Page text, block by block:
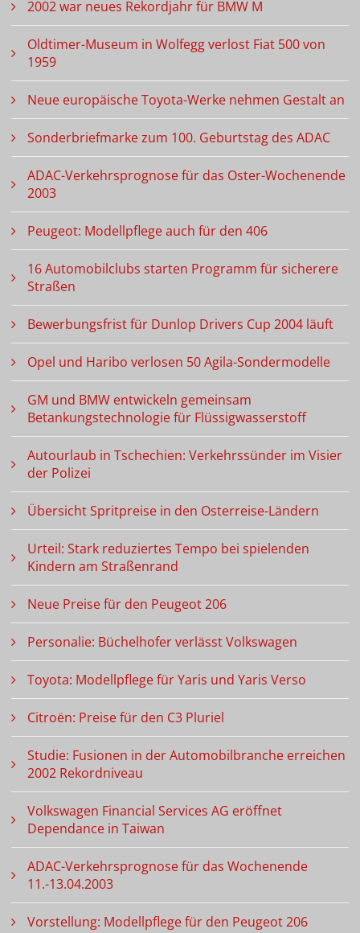
2002 war neues Rekordjahr für BMW M
Oldtimer-Museum in Wolfegg verlost Fiat 500 von
1959
Neue europäische Toyota-Werke nehmen Gestalt an
Sonderbriefmarke zum 100. Geburtstag des ADAC
ADAC-Verkehrsprognose für das Oster-Wochenende
2003
Peugeot: Modellpflege auch für den 406
16 Automobilclubs starten Programm für sicherere
Straßen
Bewerbungsfrist für Dunlop Drivers Cup 2004 läuft
Opel und Haribo verlosen 50 Agila-Sondermodelle
GM und BMW entwickeln gemeinsam
Betankungstechnologie für Flüssigwasserstoff
Autourlaub in Tschechien: Verkehrssünder im Visier
der Polizei
Übersicht Spritpreise in den Osterreise-Ländern
Urteil: Stark reduziertes Tempo bei spielenden
Kindern am Straßenrand
Neue Preise für den Peugeot 206
Personalie: Büchelhofer verlässt Volkswagen
Toyota: Modellpflege für Yaris und Yaris Verso
Citroën: Preise für den C3 Pluriel
Studie: Fusionen in der Automobilbranche erreichen
2002 Rekordniveau
Volkswagen Financial Services AG eröffnet
Dependance in Taiwan
ADAC-Verkehrsprognose für das Wochenende
11.-13.04.2003
Vorstellung: Modellpflege für den Peugeot 206